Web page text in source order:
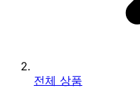
전체 상품